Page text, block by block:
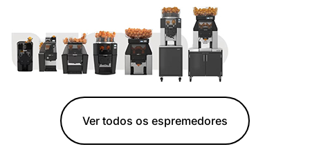
Ver todos os espremedores